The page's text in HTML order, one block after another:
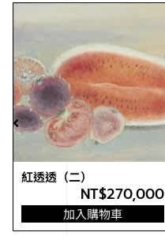
紅透透（二）
NT$270,000
加入購物車